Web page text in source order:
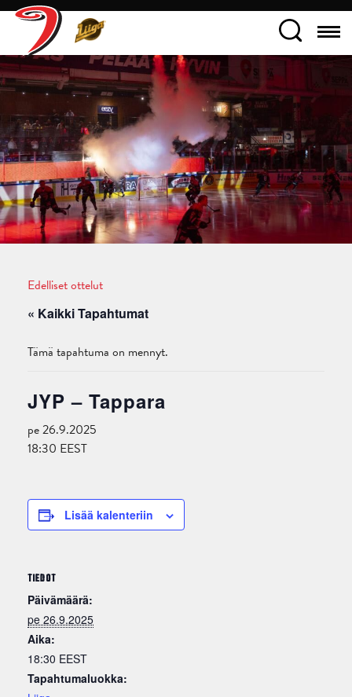
Edelliset ottelut
« Kaikki Tapahtumat
Tämä tapahtuma on mennyt.
JYP – Tappara
pe 26.9.2025
18:30 EEST
Lisää kalenteriin
TIEDOT
Päivämäärä:
pe 26.9.2025
Aika:
18:30 EEST
Tapahtumaluokka: